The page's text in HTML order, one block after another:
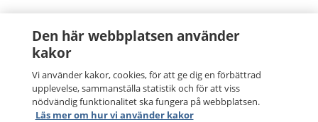
Den här webbplatsen använder
kakor
Vi använder kakor, cookies, för att ge dig en förbättrad
upplevelse, sammanställa statistik och för att viss
nödvändig funktionalitet ska fungera på webbplatsen.
Läs mer om hur vi använder kakor